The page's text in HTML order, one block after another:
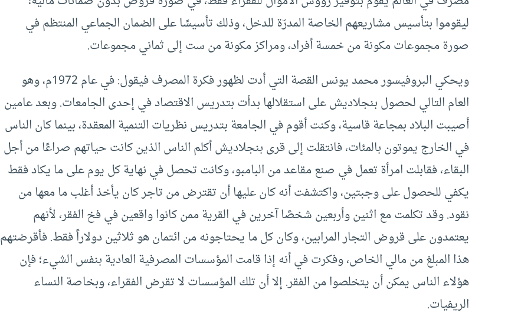
ليقوموا بتأسيس مشاريعهم الخاصة المدرّة للدخل، وذلك تأسيسًا على الضمان الجماعي المنتظم في
صورة مجموعات مكونة من خمسة أفراد، ومراكز مكونة من ست إلى ثماني مجموعات.
ويحكي البروفيسور محمد يونس القصة التي أدت لظهور فكرة المصرف فيقول: في عام 1972م، وهو
العام التالي لحصول بنجلاديش على استقلالها بدأت بتدريس الاقتصاد في إحدى الجامعات. وبعد عامين
أصيبت البلاد بمجاعة قاسية، وكنت أقوم في الجامعة بتدريس نظريات التنمية المعقدة، بينما كان الناس
في الخارج يموتون بالمئات، فانتقلت إلى قرى بنجلاديش أكلم الناس الذين كانت حياتهم صراعًا من أجل
البقاء، فقابلت امرأة تعمل في صنع مقاعد من البامبو، وكانت تحصل في نهاية كل يوم على ما يكاد فقط
يكفي للحصول على وجبتين، واكتشفت أنه كان عليها أن تقترض من تاجر كان يأخذ أغلب ما معها من
نقود. وقد تكلمت مع اثنين وأربعين شخصًا آخرين في القرية ممن كانوا واقعين في فخ الفقر، لأنهم
يعتمدون على قروض التجار المرابين، وكان كل ما يحتاجونه من ائتمان هو ثلاثين دولاراً فقط. فأقرضتهم
هذا المبلغ من مالي الخاص، وفكرت في أنه إذا قامت المؤسسات المصرفية العادية بنفس الشيء؛ فإن
هؤلاء الناس يمكن أن يتخلصوا من الفقر. إلا أن تلك المؤسسات لا تقرض الفقراء، وبخاصة النساء
الريفيات.